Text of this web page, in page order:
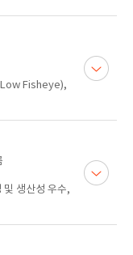
Fisheye),
및 생산성 우수,